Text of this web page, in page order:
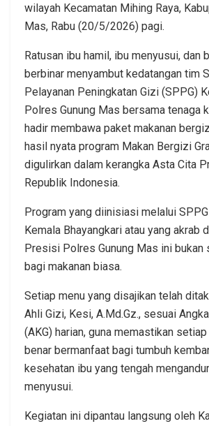
wilayah Kecamatan Mihing Raya,
Mas, Rabu (20/5/2026) pagi.
Ratusan ibu hamil, ibu menyusui, dan
berbinar menyambut kedatangan tim
Pelayanan Peningkatan Gizi (SPPG)
Polres Gunung Mas bersama tenaga
hadir membawa paket makanan
hasil nyata program Makan Bergizi
digulirkan dalam kerangka Asta Cita
Republik Indonesia.
Program yang diinisiasi melalui
Kemala Bhayangkari atau yang akrab
Presisi Polres Gunung Mas ini bukan
bagi makanan biasa.
Setiap menu yang disajikan telah
Ahli Gizi, Kesi, A.Md.Gz., sesuai
(AKG) harian, guna memastikan
benar bermanfaat bagi tumbuh
kesehatan ibu yang tengah
menyusui.
Kegiatan ini dipantau langsung oleh